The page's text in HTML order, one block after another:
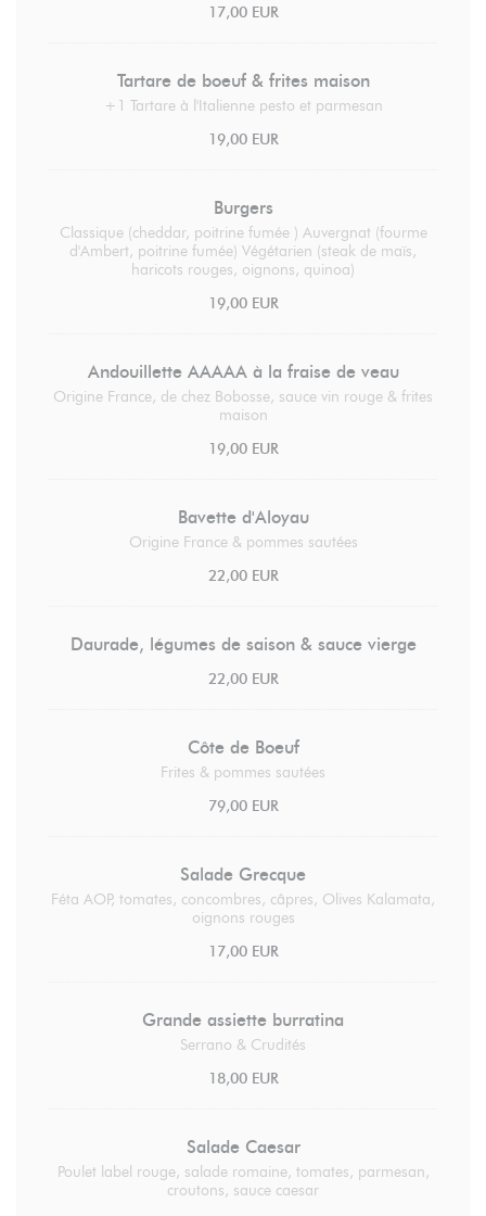
17,00 EUR
Tartare de boeuf & frites maison
+1 Tartare à l'Italienne pesto et parmesan
19,00 EUR
Burgers
Classique (cheddar, poitrine fumée ) Auvergnat (fourme
d'Ambert, poitrine fumée) Végétarien (steak de maïs,
haricots rouges, oignons, quinoa)
19,00 EUR
Andouillette AAAAA à la fraise de veau
Origine France, de chez Bobosse, sauce vin rouge & frites
maison
19,00 EUR
Bavette d'Aloyau
Origine France & pommes sautées
22,00 EUR
Daurade, légumes de saison & sauce vierge
22,00 EUR
Côte de Boeuf
Frites & pommes sautées
79,00 EUR
Salade Grecque
Féta AOP, tomates, concombres, câpres, Olives Kalamata,
oignons rouges
17,00 EUR
Grande assiette burratina
Serrano & Crudités
18,00 EUR
Salade Caesar
Poulet label rouge, salade romaine, tomates, parmesan,
croutons, sauce caesar